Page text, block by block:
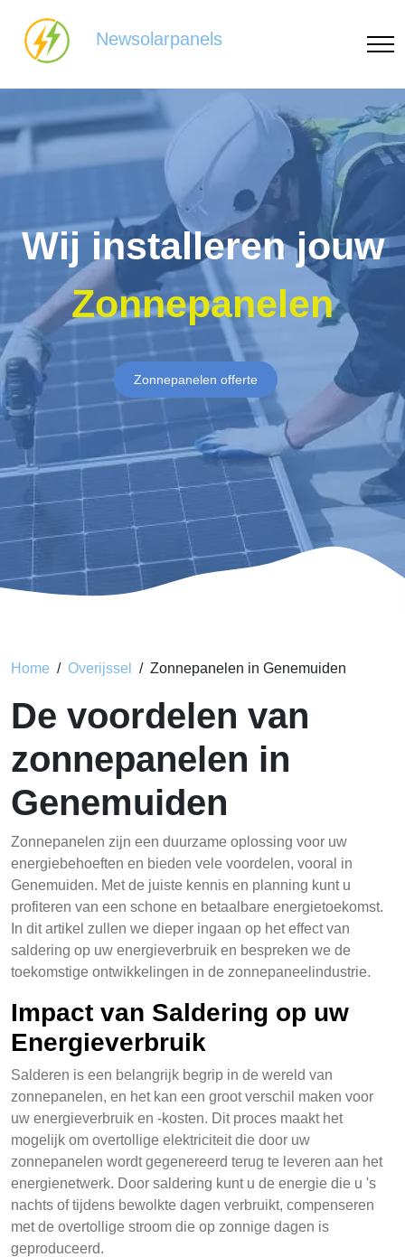
Newsolarpanels
Wij installeren jouw
Zonnepanelen
Zonnepanelen offerte
Home Overijssel Zonnepanelen in Genemuiden
De voordelen van
zonnepanelen in
Genemuiden
Zonnepanelen zijn een duurzame oplossing voor uw
energiebehoeften en bieden vele voordelen, vooral in
Genemuiden. Met de juiste kennis en planning kunt u
profiteren van een schone en betaalbare energietoekomst.
In dit artikel zullen we dieper ingaan op het effect van
saldering op uw energieverbruik en bespreken we de
toekomstige ontwikkelingen in de zonnepaneelindustrie.
Impact van Saldering op uw
Energieverbruik
Salderen is een belangrijk begrip in de wereld van
zonnepanelen, en het kan een groot verschil maken voor
uw energieverbruik en -kosten. Dit proces maakt het
mogelijk om overtollige elektriciteit die door uw
zonnepanelen wordt gegenereerd terug te leveren aan het
energienetwerk. Door saldering kunt u de energie die u 's
nachts of tijdens bewolkte dagen verbruikt, compenseren
met de overtollige stroom die op zonnige dagen is
geproduceerd.